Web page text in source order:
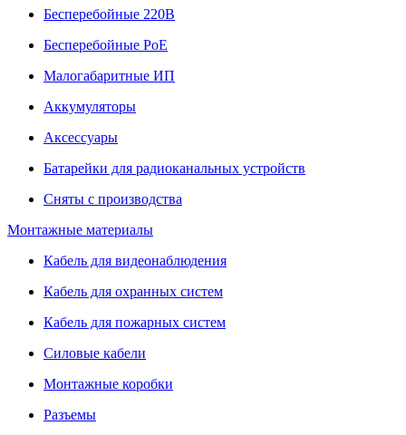
Бесперебойные 220В
Бесперебойные PoE
Малогабаритные ИП
Аккумуляторы
Аксессуары
Батарейки для радиоканальных устройств
Сняты с производства
Монтажные материалы
Кабель для видеонаблюдения
Кабель для охранных систем
Кабель для пожарных систем
Силовые кабели
Монтажные коробки
Разъемы